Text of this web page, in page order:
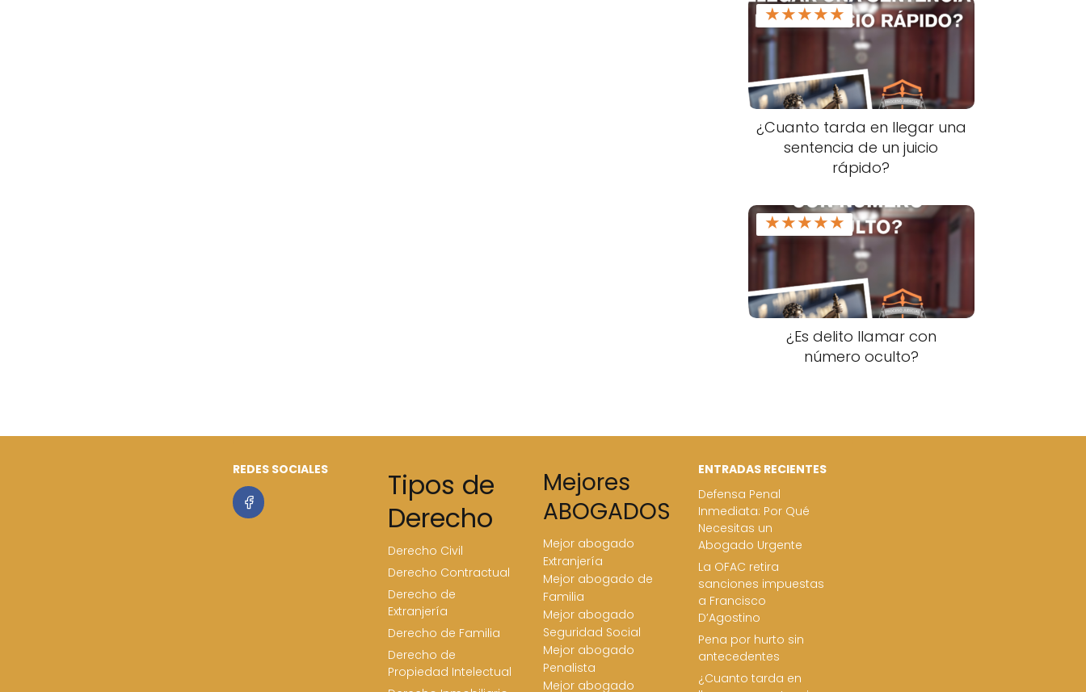
★★★★★
¿Cuanto tarda en llegar una
sentencia de un juicio
rápido?
★★★★★
¿Es delito llamar con
número oculto?
REDES SOCIALES
Tipos de
Derecho
Derecho Civil
Derecho Contractual
Derecho de
Extranjería
Derecho de Familia
Derecho de
Propiedad Intelectual
Mejores
ABOGADOS
Mejor abogado
Extranjería
Mejor abogado de
Familia
Mejor abogado
Seguridad Social
Mejor abogado
Penalista
Mejor abogado
ENTRADAS RECIENTES
Defensa Penal
Inmediata: Por Qué
Necesitas un
Abogado Urgente
La OFAC retira
sanciones impuestas
a Francisco
D’Agostino
Pena por hurto sin
antecedentes
¿Cuanto tarda en